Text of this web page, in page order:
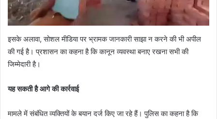
इसके अलावा, सोशल मीडिया पर भ्रामक जानकारी साझा न करने की भी अपील
की गई है। प्रशासन का कहना है कि कानून व्यवस्था बनाए रखना सभी की
जिम्मेदारी है।
यह सकती है आगे की कार्रवाई
मामले में संबंधित व्यक्तियों के बयान दर्ज किए जा रहे हैं। पुलिस का कहना है कि